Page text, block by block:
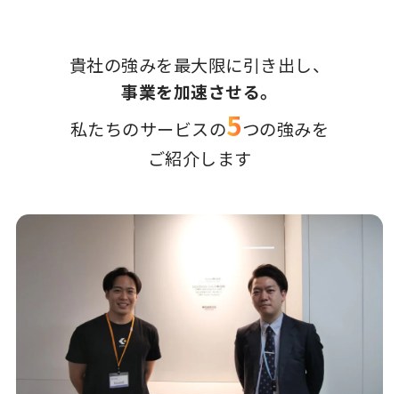
貴社の強みを最大限に引き出し、
事業を加速させる。
私たちのサービスの5つの強みを
ご紹介します